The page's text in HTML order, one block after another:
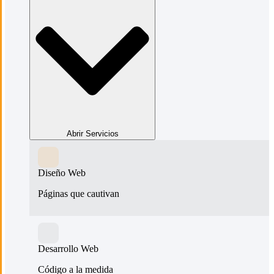
Abrir Servicios
Diseño Web
Páginas que cautivan
Desarrollo Web
Código a la medida